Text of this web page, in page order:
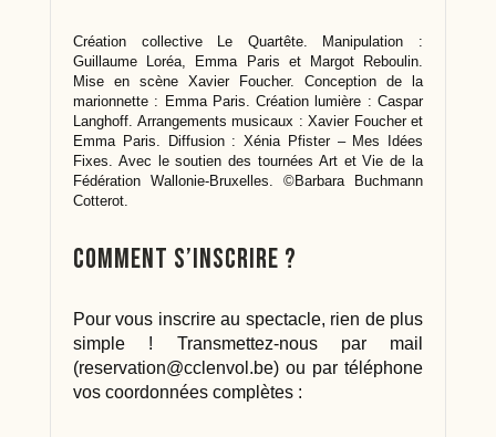
Création collective Le Quartête. Manipulation :
Guillaume Loréa, Emma Paris et Margot Reboulin.
Mise en scène Xavier Foucher. Conception de la
marionnette : Emma Paris. Création lumière : Caspar
Langhoff. Arrangements musicaux : Xavier Foucher et
Emma Paris. Diffusion : Xénia Pfister – Mes Idées
Fixes. Avec le soutien des tournées Art et Vie de la
Fédération Wallonie-Bruxelles. ©Barbara Buchmann
Cotterot.
Comment s’inscrire ?
Pour vous inscrire au spectacle, rien de plus
simple ! Transmettez-nous par mail
(reservation@cclenvol.be) ou par téléphone
vos coordonnées complètes :